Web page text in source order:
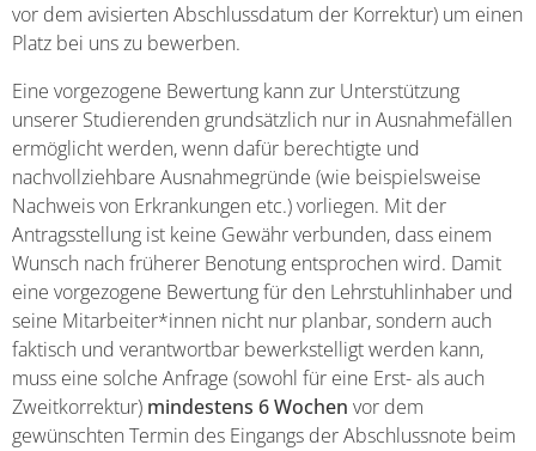
vor dem avisierten Abschlussdatum der Korrektur) um einen
Platz bei uns zu bewerben.
Eine vorgezogene Bewertung kann zur Unterstützung
unserer Studierenden grundsätzlich nur in Ausnahmefällen
ermöglicht werden, wenn dafür berechtigte und
nachvollziehbare Ausnahmegründe (wie beispielsweise
Nachweis von Erkrankungen etc.) vorliegen. Mit der
Antragsstellung ist keine Gewähr verbunden, dass einem
Wunsch nach früherer Benotung entsprochen wird. Damit
eine vorgezogene Bewertung für den Lehrstuhlinhaber und
seine Mitarbeiter*innen nicht nur planbar, sondern auch
faktisch und verantwortbar bewerkstelligt werden kann,
muss eine solche Anfrage (sowohl für eine Erst- als auch
Zweitkorrektur) mindestens 6 Wochen vor dem
gewünschten Termin des Eingangs der Abschlussnote beim